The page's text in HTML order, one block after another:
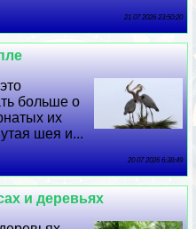
21 07 2026 23:50:20
больше о
их
шея и...
20 07 2026 6:38:49
и деревьях